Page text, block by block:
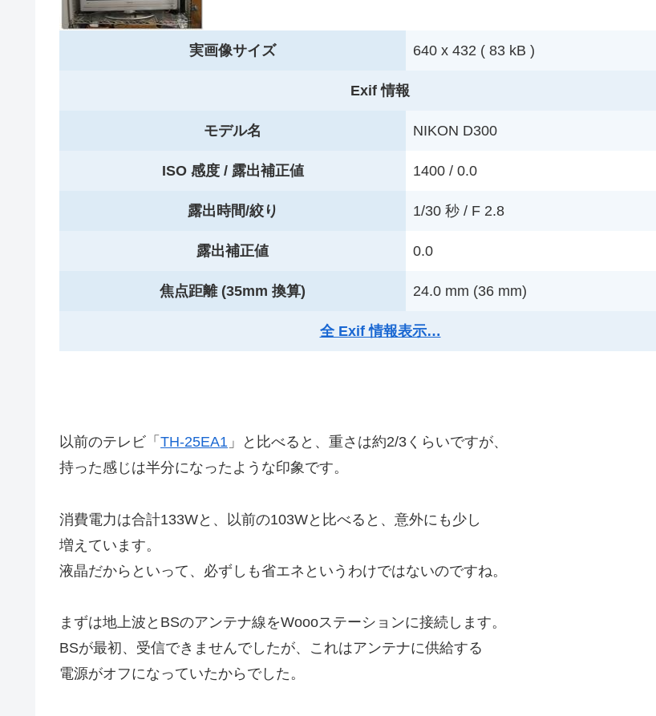
実画像サイズ 640 x 432 ( 83 kB )
Exif 情報
モデル名 NIKON D300
ISO 感度 / 露出補正値 1400 / 0.0
露出時間/絞り 1/30 秒 / F 2.8
露出補正値 0.0
焦点距離 (35mm 換算) 24.0 mm (36 mm)
全 Exif 情報表示…
以前のテレビ「 TH-25EA1 」と比べると、重さは約2/3くらいですが、
持った感じは半分になったような印象です。
消費電力は合計133Wと、以前の103Wと比べると、意外にも少し
増えています。
液晶だからといって、必ずしも省エネというわけではないのですね。
まずは地上波とBSのアンテナ線をWoooステーションに接続します。
BSが最初、受信できませんでしたが、これはアンテナに供給する
電源がオフになっていたからでした。